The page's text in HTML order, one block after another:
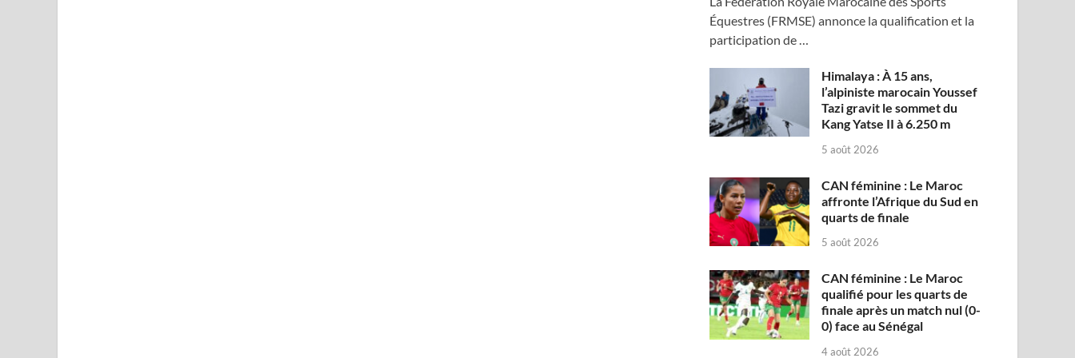
Équestres (FRMSE) annonce la qualification et la
participation de …
Himalaya : À 15 ans,
l’alpiniste marocain Youssef
Tazi gravit le sommet du
Kang Yatse II à 6.250 m
5 août 2026
CAN féminine : Le Maroc
affronte l’Afrique du Sud en
quarts de finale
5 août 2026
CAN féminine : Le Maroc
qualifié pour les quarts de
finale après un match nul (0-
0) face au Sénégal
4 août 2026